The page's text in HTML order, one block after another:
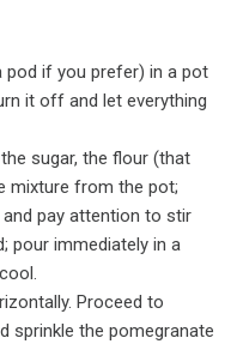
pod if you prefer) in a pot
it off and let everything
sugar, the flour (that
mixture from the pot;
pay attention to stir
pour immediately in a
Proceed to
sprinkle the pomegranate